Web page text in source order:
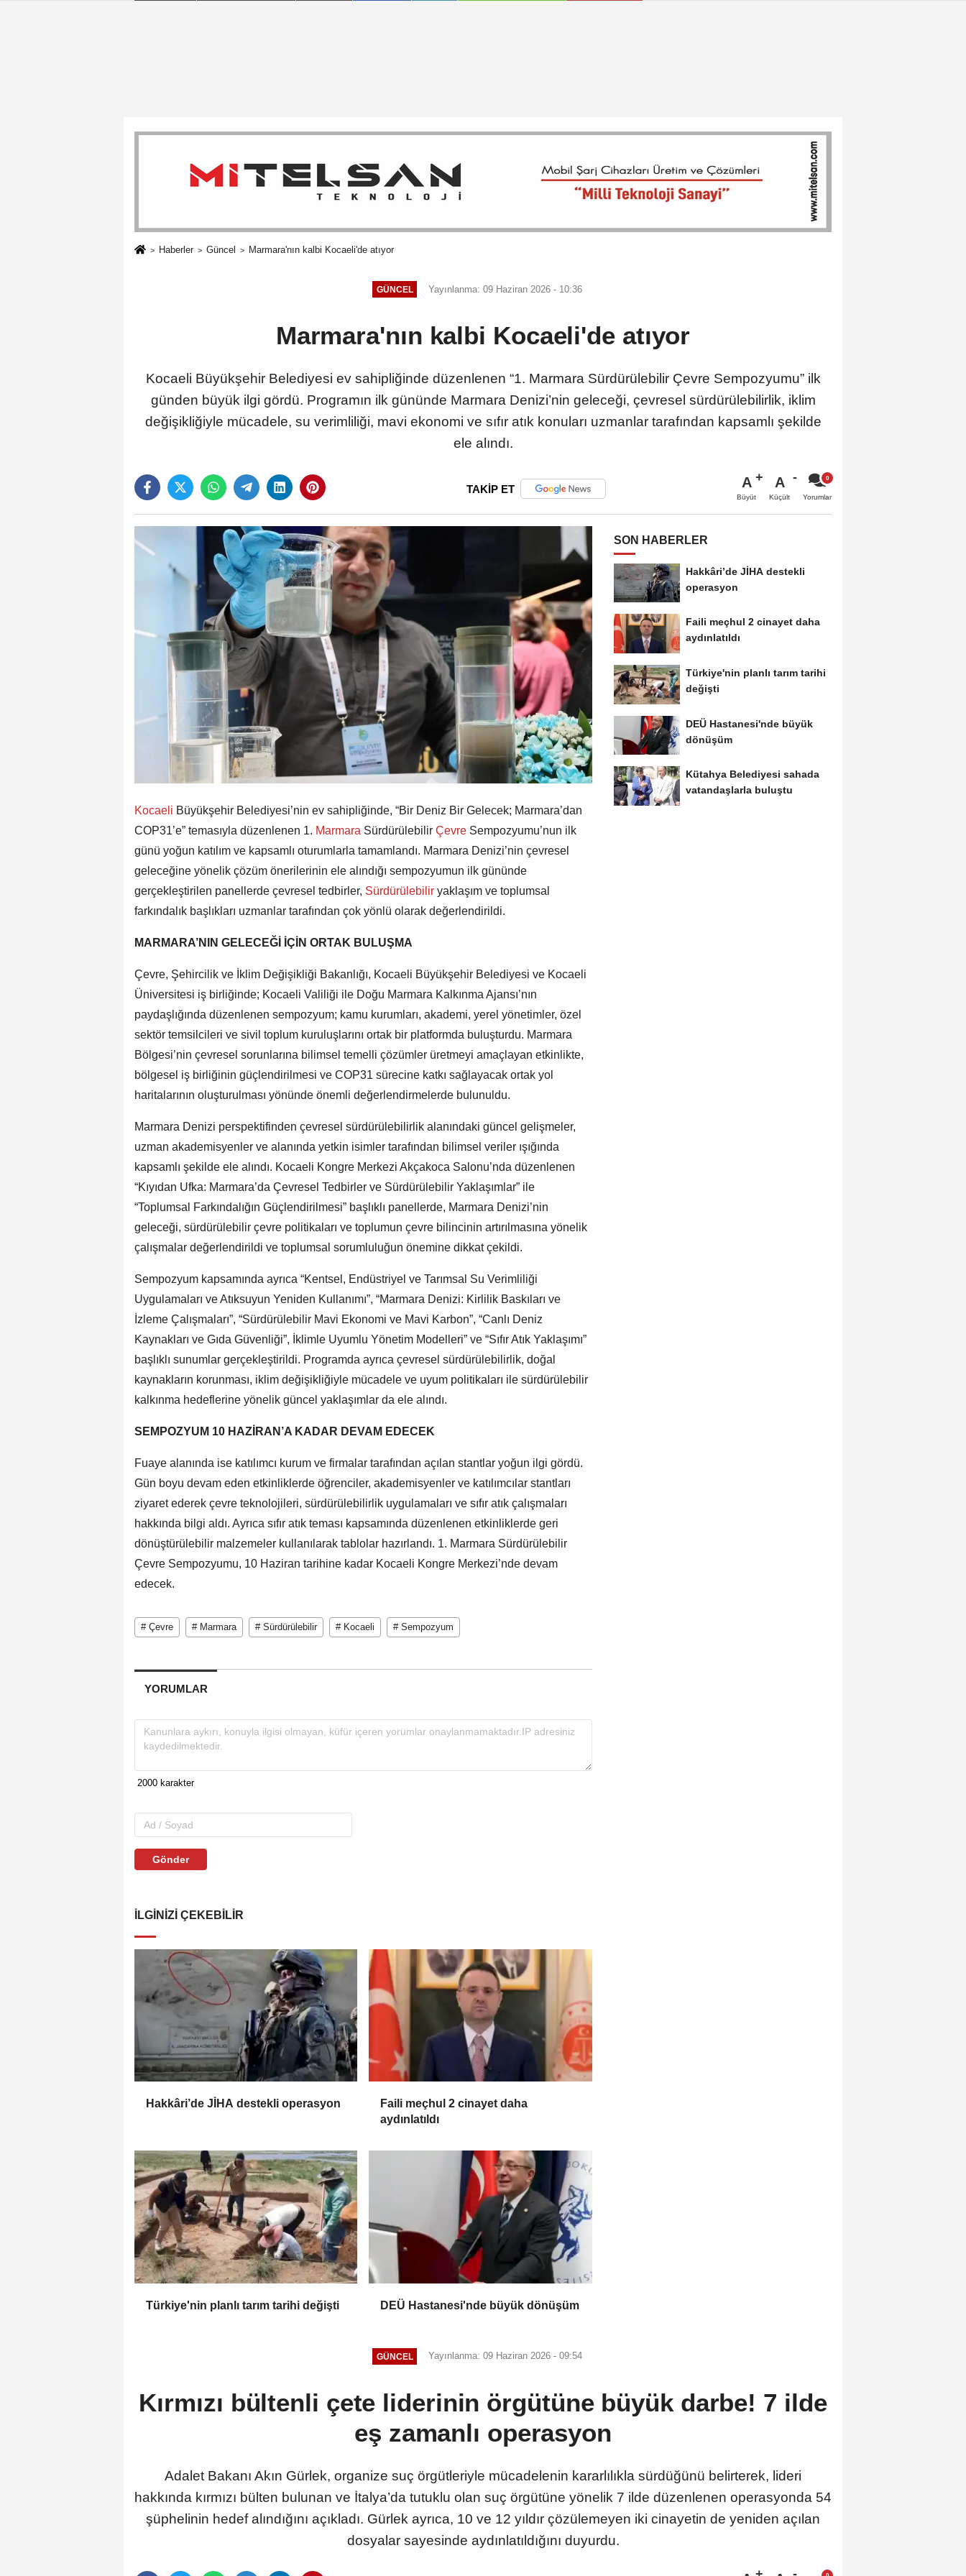
Haberler Güncel Marmara'nın kalbi Kocaeli'de atıyor
GÜNCEL Yayınlanma: 09 Haziran 2026 - 10:36
Marmara'nın kalbi Kocaeli'de atıyor
Kocaeli Büyükşehir Belediyesi ev sahipliğinde düzenlenen “1. Marmara Sürdürülebilir Çevre Sempozyumu” ilk
günden büyük ilgi gördü. Programın ilk gününde Marmara Denizi’nin geleceği, çevresel sürdürülebilirlik, iklim
değişikliğiyle mücadele, su verimliliği, mavi ekonomi ve sıfır atık konuları uzmanlar tarafından kapsamlı şekilde
ele alındı.
TAKİP ET A
Büyüt
A
Küçült Yorumlar
Kocaeli Büyükşehir Belediyesi’nin ev sahipliğinde, “Bir Deniz Bir Gelecek; Marmara’dan
COP31’e” temasıyla düzenlenen 1. Marmara Sürdürülebilir Çevre Sempozyumu’nun ilk
günü yoğun katılım ve kapsamlı oturumlarla tamamlandı. Marmara Denizi’nin çevresel
geleceğine yönelik çözüm önerilerinin ele alındığı sempozyumun ilk gününde
gerçekleştirilen panellerde çevresel tedbirler, Sürdürülebilir yaklaşım ve toplumsal
farkındalık başlıkları uzmanlar tarafından çok yönlü olarak değerlendirildi.
MARMARA’NIN GELECEĞİ İÇİN ORTAK BULUŞMA
Çevre, Şehircilik ve İklim Değişikliği Bakanlığı, Kocaeli Büyükşehir Belediyesi ve Kocaeli
Üniversitesi iş birliğinde; Kocaeli Valiliği ile Doğu Marmara Kalkınma Ajansı’nın
paydaşlığında düzenlenen sempozyum; kamu kurumları, akademi, yerel yönetimler, özel
sektör temsilcileri ve sivil toplum kuruluşlarını ortak bir platformda buluşturdu. Marmara
Bölgesi’nin çevresel sorunlarına bilimsel temelli çözümler üretmeyi amaçlayan etkinlikte,
bölgesel iş birliğinin güçlendirilmesi ve COP31 sürecine katkı sağlayacak ortak yol
haritalarının oluşturulması yönünde önemli değerlendirmelerde bulunuldu.
Marmara Denizi perspektifinden çevresel sürdürülebilirlik alanındaki güncel gelişmeler,
uzman akademisyenler ve alanında yetkin isimler tarafından bilimsel veriler ışığında
kapsamlı şekilde ele alındı. Kocaeli Kongre Merkezi Akçakoca Salonu’nda düzenlenen
“Kıyıdan Ufka: Marmara’da Çevresel Tedbirler ve Sürdürülebilir Yaklaşımlar” ile
“Toplumsal Farkındalığın Güçlendirilmesi” başlıklı panellerde, Marmara Denizi’nin
geleceği, sürdürülebilir çevre politikaları ve toplumun çevre bilincinin artırılmasına yönelik
çalışmalar değerlendirildi ve toplumsal sorumluluğun önemine dikkat çekildi.
Sempozyum kapsamında ayrıca “Kentsel, Endüstriyel ve Tarımsal Su Verimliliği
Uygulamaları ve Atıksuyun Yeniden Kullanımı”, “Marmara Denizi: Kirlilik Baskıları ve
İzleme Çalışmaları”, “Sürdürülebilir Mavi Ekonomi ve Mavi Karbon”, “Canlı Deniz
Kaynakları ve Gıda Güvenliği”, İklimle Uyumlu Yönetim Modelleri” ve “Sıfır Atık Yaklaşımı”
başlıklı sunumlar gerçekleştirildi. Programda ayrıca çevresel sürdürülebilirlik, doğal
kaynakların korunması, iklim değişikliğiyle mücadele ve uyum politikaları ile sürdürülebilir
kalkınma hedeflerine yönelik güncel yaklaşımlar da ele alındı.
SEMPOZYUM 10 HAZİRAN’A KADAR DEVAM EDECEK
Fuaye alanında ise katılımcı kurum ve firmalar tarafından açılan stantlar yoğun ilgi gördü.
Gün boyu devam eden etkinliklerde öğrenciler, akademisyenler ve katılımcılar stantları
ziyaret ederek çevre teknolojileri, sürdürülebilirlik uygulamaları ve sıfır atık çalışmaları
hakkında bilgi aldı. Ayrıca sıfır atık teması kapsamında düzenlenen etkinliklerde geri
dönüştürülebilir malzemeler kullanılarak tablolar hazırlandı. 1. Marmara Sürdürülebilir
Çevre Sempozyumu, 10 Haziran tarihine kadar Kocaeli Kongre Merkezi’nde devam
edecek.
# Çevre # Marmara # Sürdürülebilir # Kocaeli # Sempozyum
YORUMLAR
Gönder
İLGINIZI ÇEKEBILIR
Hakkâri’de JİHA destekli operasyon
Faili meçhul 2 cinayet daha
aydınlatıldı
Türkiye'nin planlı tarım tarihi değişti DEÜ Hastanesi'nde büyük dönüşüm
SON HABERLER
Hakkâri’de JİHA destekli
operasyon
Faili meçhul 2 cinayet daha
aydınlatıldı
Türkiye'nin planlı tarım tarihi
değişti
DEÜ Hastanesi'nde büyük
dönüşüm
Kütahya Belediyesi sahada
vatandaşlarla buluştu
GÜNCEL Yayınlanma: 09 Haziran 2026 - 09:54
Kırmızı bültenli çete liderinin örgütüne büyük darbe! 7 ilde
eş zamanlı operasyon
Adalet Bakanı Akın Gürlek, organize suç örgütleriyle mücadelenin kararlılıkla sürdüğünü belirterek, lideri
hakkında kırmızı bülten bulunan ve İtalya’da tutuklu olan suç örgütüne yönelik 7 ilde düzenlenen operasyonda 54
şüphelinin hedef alındığını açıkladı. Gürlek ayrıca, 10 ve 12 yıldır çözülemeyen iki cinayetin de yeniden açılan
dosyalar sayesinde aydınlatıldığını duyurdu.